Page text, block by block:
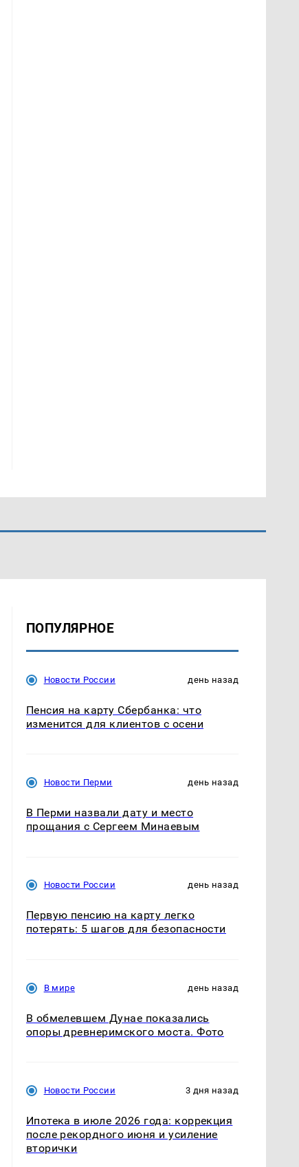
ПОПУЛЯРНОЕ
Новости России день назад
Пенсия на карту Сбербанка: что
изменится для клиентов с осени
Новости Перми день назад
В Перми назвали дату и место
прощания с Сергеем Минаевым
Новости России день назад
Первую пенсию на карту легко
потерять: 5 шагов для безопасности
В мире день назад
В обмелевшем Дунае показались
опоры древнеримского моста. Фото
Новости России 3 дня назад
Ипотека в июле 2026 года: коррекция
после рекордного июня и усиление
вторички